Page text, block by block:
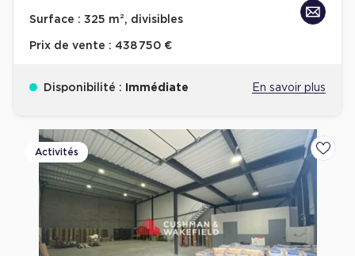
Surface : 325 m², divisibles
Prix de vente : 438 750 €
Disponibilité : Immédiate En savoir plus
Activités